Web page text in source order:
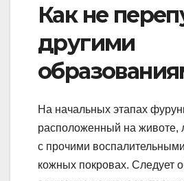
Как не
другими
На начальных этапах
расположенный на животе,
с прочими
кожных покровах. Следует